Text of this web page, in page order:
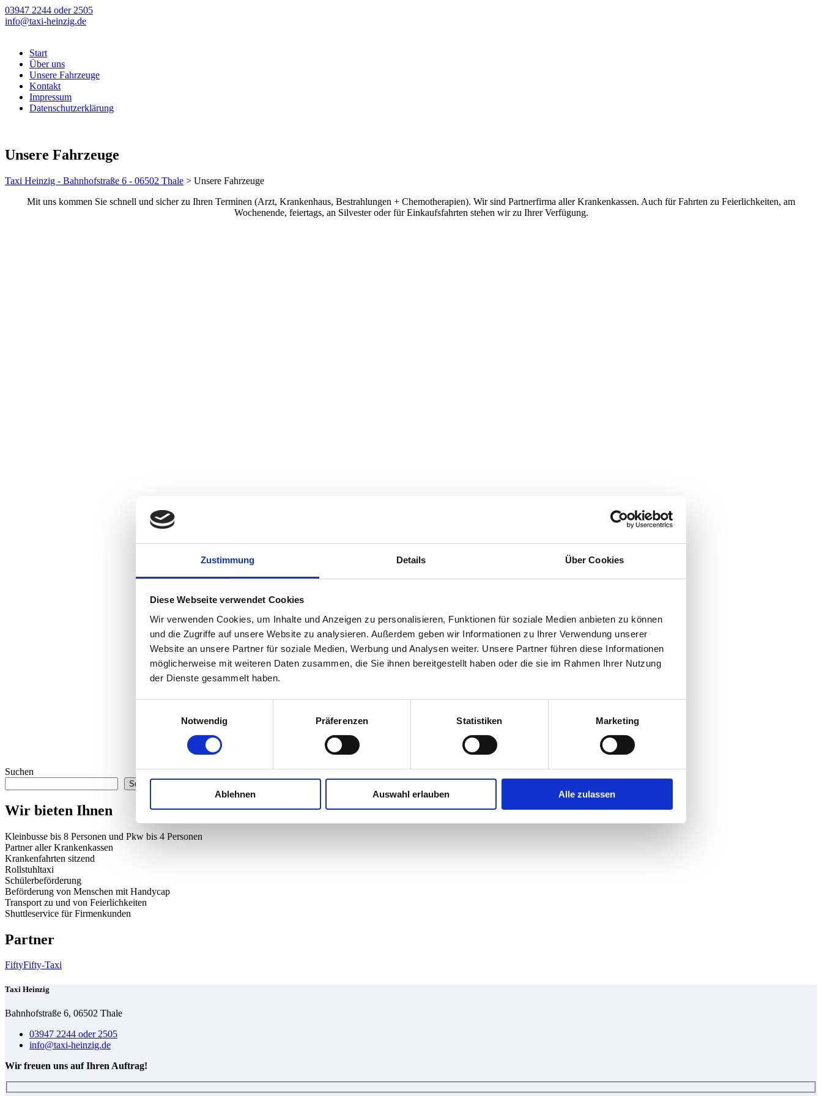
Zustimmung Details Über Cookies
Diese Webseite verwendet Cookies
Wir verwenden Cookies, um Inhalte und Anzeigen zu personalisieren, Funktionen für soziale Medien anbieten zu können
und die Zugriffe auf unsere Website zu analysieren. Außerdem geben wir Informationen zu Ihrer Verwendung unserer
Website an unsere Partner für soziale Medien, Werbung und Analysen weiter. Unsere Partner führen diese Informationen
möglicherweise mit weiteren Daten zusammen, die Sie ihnen bereitgestellt haben oder die sie im Rahmen Ihrer Nutzung
der Dienste gesammelt haben.
Notwendig
Präferenzen Statistiken Marketing
Ablehnen Auswahl erlauben Alle zulassen
03947 2244 oder 2505
info@taxi-heinzig.de
Start
Über uns
Unsere Fahrzeuge
Kontakt
Impressum
Datenschutzerklärung
Unsere Fahrzeuge
Taxi Heinzig - Bahnhofstraße 6 - 06502 Thale > Unsere Fahrzeuge
Mit uns kommen Sie schnell und sicher zu Ihren Terminen (Arzt, Krankenhaus, Bestrahlungen + Chemotherapien). Wir sind Partnerfirma aller Krankenkassen. Auch für Fahrten zu Feierlichkeiten, am
Wochenende, feiertags, an Silvester oder für Einkaufsfahrten stehen wir zu Ihrer Verfügung.
Suchen
Suchen
Wir bieten Ihnen
Kleinbusse bis 8 Personen und Pkw bis 4 Personen
Partner aller Krankenkassen
Krankenfahrten sitzend
Rollstuhltaxi
Schülerbeförderung
Beförderung von Menschen mit Handycap
Transport zu und von Feierlichkeiten
Shuttleservice für Firmenkunden
Partner
FiftyFifty-Taxi
Taxi Heinzig
Bahnhofstraße 6, 06502 Thale
03947 2244 oder 2505
info@taxi-heinzig.de
Wir freuen uns auf Ihren Auftrag!